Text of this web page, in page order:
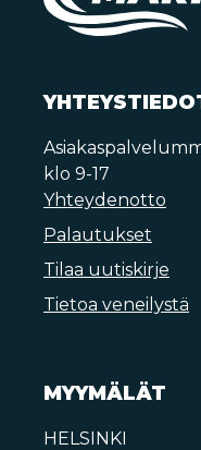
klo 9-17
Yhteydenotto
Palautukset
Tilaa uutiskirje
Tietoa veneilystä
MYYMÄLÄT
HELSINKI